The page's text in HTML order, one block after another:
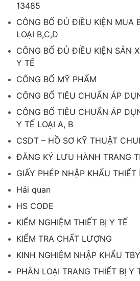
13485
CÔNG BỐ ĐỦ ĐIỀU KIỆN MUA
LOẠI B,C,D
CÔNG BỐ ĐỦ ĐIỀU KIỆN SẢN
Y TẾ
CÔNG BỐ MỸ PHẨM
CÔNG BỐ TIÊU CHUẨN ÁP
CÔNG BỐ TIÊU CHUẨN ÁP
Y TẾ LOẠI A, B
CSDT – HỒ SƠ KỸ THUẬT
ĐĂNG KÝ LƯU HÀNH TRANG
GIẤY PHÉP NHẬP KHẨU THIẾT
Hải quan
HS CODE
KIỂM NGHIỆM THIẾT BỊ Y TẾ
KIỂM TRA CHẤT LƯỢNG
KINH NGHIỆM NHẬP KHẨU
PHÂN LOẠI TRANG THIẾT BỊ Y